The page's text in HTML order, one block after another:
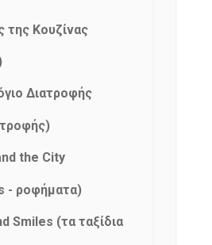
της Κουζίνας
Διατροφής
the City
- ροφήματα)
Smiles (τα ταξίδια